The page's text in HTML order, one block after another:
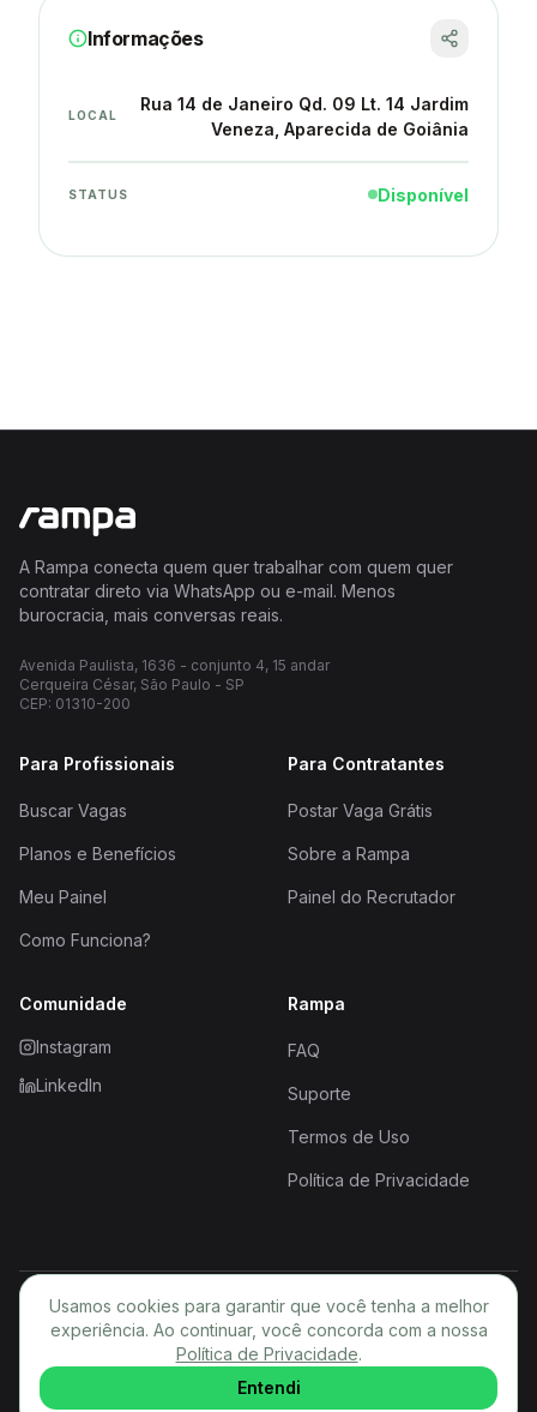
Informações
LOCAL
Rua 14 de Janeiro Qd. 09 Lt. 14 Jardim
Veneza , Aparecida de Goiânia
STATUS Disponível
A Rampa conecta quem quer trabalhar com quem quer
contratar direto via WhatsApp ou e-mail. Menos
burocracia, mais conversas reais.
Avenida Paulista, 1636 - conjunto 4, 15 andar
Cerqueira César, São Paulo - SP
CEP: 01310-200
Para Profissionais
Buscar Vagas
Planos e Benefícios
Meu Painel
Como Funciona?
Para Contratantes
Postar Vaga Grátis
Sobre a Rampa
Painel do Recrutador
Comunidade
Instagram
LinkedIn
Rampa
FAQ
Suporte
Termos de Uso
Política de Privacidade
© 2026 Rampa. Todos os direitos reservados.
PT
Usamos cookies para garantir que você tenha a melhor
experiência. Ao continuar, você concorda com a nossa
Política de Privacidade.
Entendi